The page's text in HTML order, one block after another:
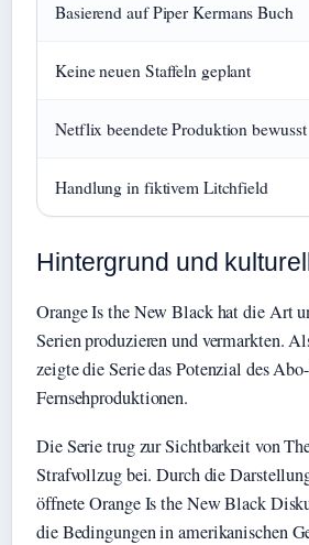
Basierend auf Piper Kermans Buch
Keine neuen Staffeln geplant
Netflix beendete Produktion bewusst
Handlung in fiktivem Litchfield
Hintergrund und
Orange Is the New Black hat die Art
Serien produzieren und vermarkten.
zeigte die Serie das Potenzial des
Fernsehproduktionen.
Die Serie trug zur Sichtbarkeit von
Strafvollzug bei. Durch die
öffnete Orange Is the New Black
die Bedingungen in amerikanischen